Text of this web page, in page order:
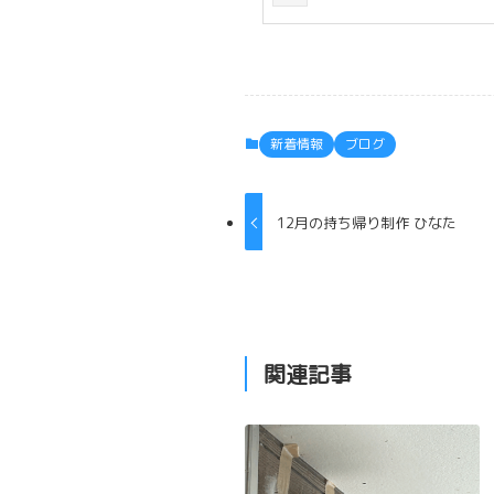
新着情報 ブログ
12月の持ち帰り制作 ひなた
関連記事